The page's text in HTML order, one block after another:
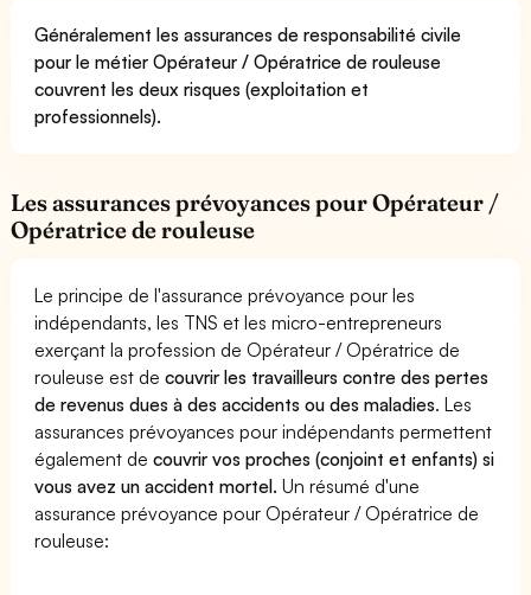
Généralement les assurances de responsabilité civile
pour le métier Opérateur / Opératrice de rouleuse
couvrent les deux risques (exploitation et
professionnels).
Les assurances prévoyances pour Opérateur /
Opératrice de rouleuse
Le principe de l'assurance prévoyance pour les
indépendants, les TNS et les micro-entrepreneurs
exerçant la profession de Opérateur / Opératrice de
rouleuse est decouvrir les travailleurs contre des pertes
de revenus dues à des accidents ou des maladies. Les
assurances prévoyances pour indépendants permettent
également decouvrir vos proches (conjoint et enfants) si
vous avez un accident mortel. Un résumé d'une
assurance prévoyance pour Opérateur / Opératrice de
rouleuse: